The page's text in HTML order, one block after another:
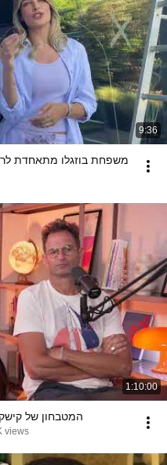
9:36
משפחת בוזגלו מתאחדת
1:10:00
המטבחון של קישקה #9 | ירון קסטנבוים
views